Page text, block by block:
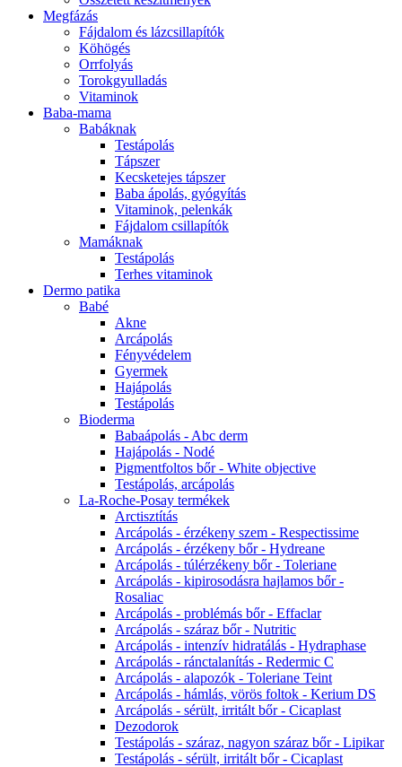
Megfázás
Fájdalom és lázcsillapítók
Köhögés
Orrfolyás
Torokgyulladás
Vitaminok
Baba-mama
Babáknak
Testápolás
Tápszer
Kecsketejes tápszer
Baba ápolás, gyógyítás
Vitaminok, pelenkák
Fájdalom csillapítók
Mamáknak
Testápolás
Terhes vitaminok
Dermo patika
Babé
Akne
Arcápolás
Fényvédelem
Gyermek
Hajápolás
Testápolás
Bioderma
Babaápolás - Abc derm
Hajápolás - Nodé
Pigmentfoltos bőr - White objective
Testápolás, arcápolás
La-Roche-Posay termékek
Arctisztítás
Arcápolás - érzékeny szem - Respectissime
Arcápolás - érzékeny bőr - Hydreane
Arcápolás - túlérzékeny bőr - Toleriane
Arcápolás - kipirosodásra hajlamos bőr -
Rosaliac
Arcápolás - problémás bőr - Effaclar
Arcápolás - száraz bőr - Nutritic
Arcápolás - intenzív hidratálás - Hydraphase
Arcápolás - ránctalanítás - Redermic C
Arcápolás - alapozók - Toleriane Teint
Arcápolás - hámlás, vörös foltok - Kerium DS
Arcápolás - sérült, irritált bőr - Cicaplast
Dezodorok
Testápolás - száraz, nagyon száraz bőr - Lipikar
Testápolás - sérült, irritált bőr - Cicaplast